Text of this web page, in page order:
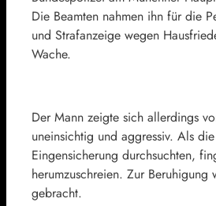
Die Beamten nahmen ihn für die
und Strafanzeige wegen
Wache.
Der Mann zeigte sich allerdings
uneinsichtig und aggressiv. Als
Eingensicherung durchsuchten,
herumzuschreien. Zur
gebracht.